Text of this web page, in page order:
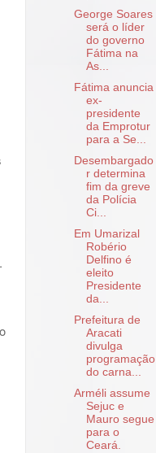
George Soares
será o líder
do governo
Fátima na
As...
Fátima anuncia
ex-
presidente
da Emprotur
para a Se...
Desembargado
r determina
fim da greve
da Polícia
Ci...
Em Umarizal
Robério
Delfino é
eleito
Presidente
da...
Prefeitura de
Aracati
divulga
programação
do carna...
Arméli assume
Sejuc e
Mauro segue
para o
Ceará.